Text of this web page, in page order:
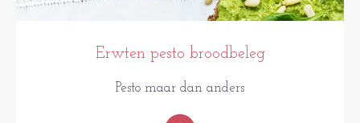
Erwten pesto broodbeleg
Pesto maar dan anders